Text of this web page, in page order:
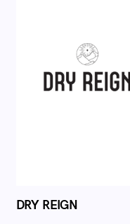
DRY REIGN